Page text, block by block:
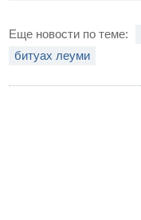
Еще новости по теме:
битуах леуми